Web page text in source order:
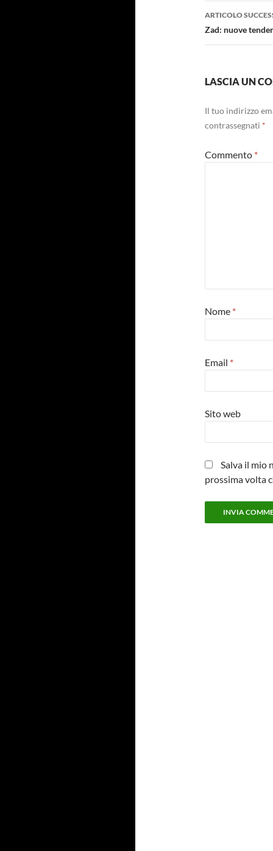
ARTICOLO
Zad: nuove
LASCIA UN
Il tuo indirizzo
contrassegnati *
Commento *
Nome *
Email *
Sito web
Salva il mio
prossima volta